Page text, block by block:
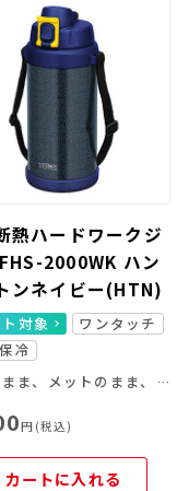
熱ハードワークジ
2000WK ハン
ンネイビー(HTN)
対象
ワンタッチ
保冷
軍手のまま、メットのまま、ゴクゴク飲める！
円(税込)
カートに入れる